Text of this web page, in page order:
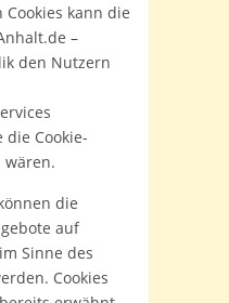
Cookies kann die
–
den Nutzern
Cookie-
wären.
die
auf
Sinne des
Cookies